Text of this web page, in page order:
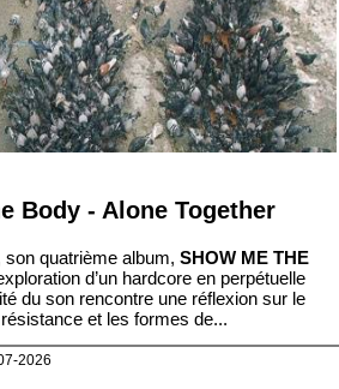
Body - Alone Together
son quatrième album, SHOW ME THE
d’un hardcore en perpétuelle
du son rencontre une réflexion sur le
et les formes de...
2026